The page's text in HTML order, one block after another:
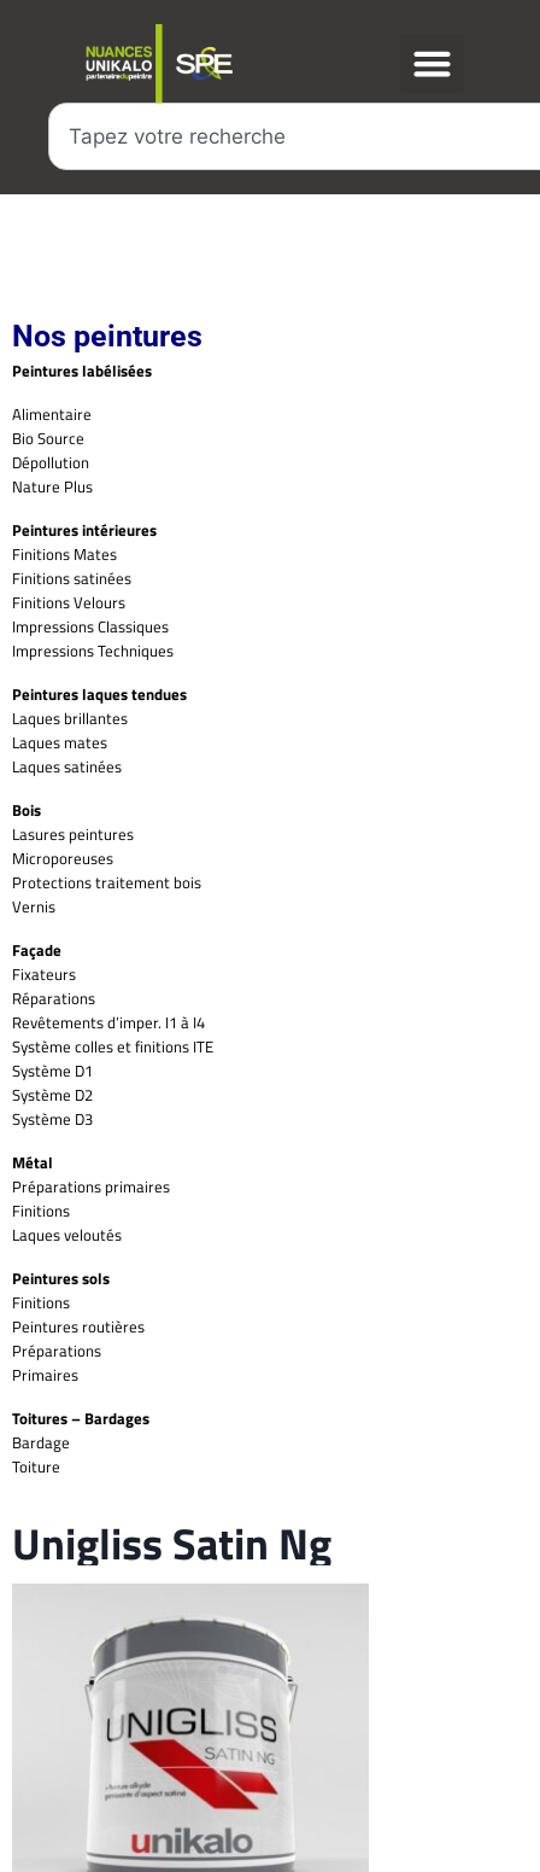
Nos peintures
Peintures labélisées
Alimentaire
Bio Source
Dépollution
Nature Plus
Peintures intérieures
Finitions Mates
Finitions satinées
Finitions Velours
Impressions Classiques
Impressions Techniques
Peintures laques tendues
Laques brillantes
Laques mates
Laques satinées
Bois
Lasures peintures
Microporeuses
Protections traitement bois
Vernis
Façade
Fixateurs
Réparations
Revêtements d’imper. I1 à I4
Système colles et finitions ITE
Système D1
Système D2
Système D3
Métal
Préparations primaires
Finitions
Laques veloutés
Peintures sols
Finitions
Peintures routières
Préparations
Primaires
Toitures – Bardages
Bardage
Toiture
Unigliss Satin Ng